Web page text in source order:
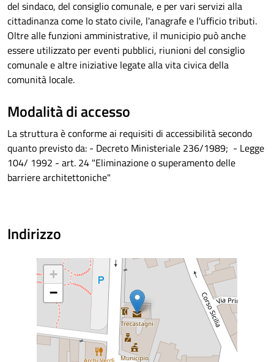
del sindaco, del consiglio comunale, e per vari servizi alla
cittadinanza come lo stato civile, l'anagrafe e l'ufficio tributi.
Oltre alle funzioni amministrative, il municipio può anche
essere utilizzato per eventi pubblici, riunioni del consiglio
comunale e altre iniziative legate alla vita civica della
comunità locale.
Modalità di accesso
La struttura è conforme ai requisiti di accessibilità secondo
quanto previsto da: - Decreto Ministeriale 236/1989; - Legge
104/ 1992 - art. 24 "Eliminazione o superamento delle
barriere architettoniche"
Indirizzo
+
−